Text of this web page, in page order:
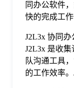
同办公软件
快的完成工作
J2L3x 协同办
J2L3x 是收
队沟通工具
的工作效率